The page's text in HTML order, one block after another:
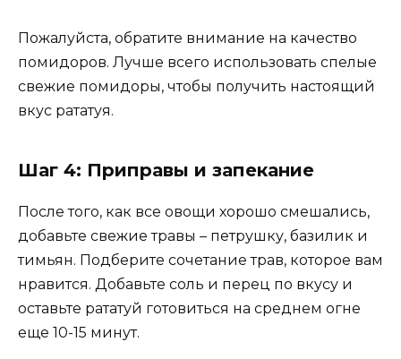
Пожалуйста, обратите внимание на качество
помидоров. Лучше всего использовать спелые
свежие помидоры, чтобы получить настоящий
вкус рататуя.
Шаг 4: Приправы и запекание
После того, как все овощи хорошо смешались,
добавьте свежие травы – петрушку, базилик и
тимьян. Подберите сочетание трав, которое вам
нравится. Добавьте соль и перец по вкусу и
оставьте рататуй готовиться на среднем огне
еще 10-15 минут.